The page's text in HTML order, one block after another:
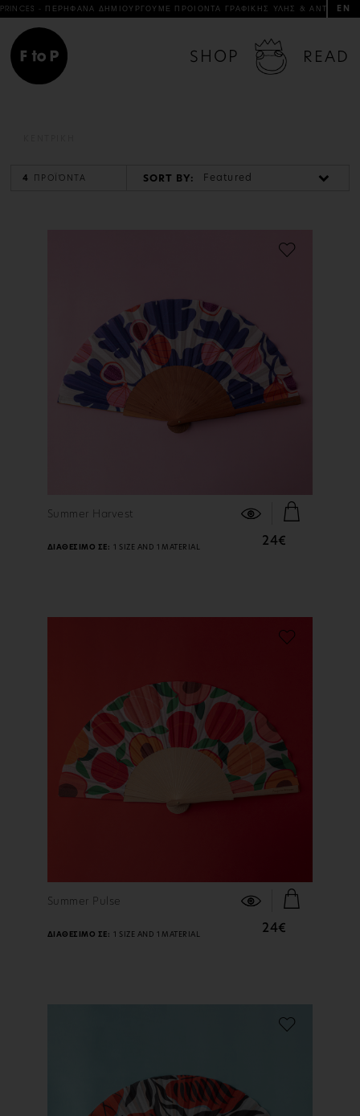
- ΠΕΡΗΦΑΝΑ ΔΗΜΙΟΥΡΓΟΥΜΕ ΠΡΟΙΟΝΤΑ ΓΡΑΦΙΚΗΣ ΥΛΗΣ & ΑΝΤΙΚΕΙΜΕΝΑ
EN
SHOP READ
4 ΠΡΟΪΌΝΤΑ SORT BY: Featured
Summer Harvest
24€
ΔΙΑΘΕΣΙΜΟ ΣΕ: 1 SIZE AND 1 MATERIAL
Summer Pulse
24€
ΔΙΑΘΕΣΙΜΟ ΣΕ: 1 SIZE AND 1 MATERIAL